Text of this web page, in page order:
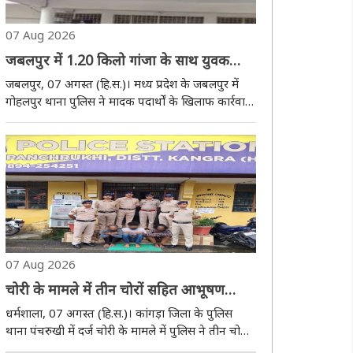
07 Aug 2026
जबलपुर में 1.20 किलो गांजा के साथ युवक
गिरफ्तार, सप्लायर की तलाश जारी
जबलपुर, 07 अगस्त (हि.स.)। मध्य प्रदेश के जबलपुर में
गोहलपुर थाना पुलिस ने मादक पदार्थों के खिलाफ कार्रवाई
करते हुए एक युवक को 1 किलो 20 ग्राम गांजा के साथ
गिरफ्तार किया है। जब्त किए गए गांजे की अनुमानित
कीमत करीब 20 हजार रुपये बताई गई है। पुलिस ..
07 Aug 2026
चोरी के मामले में तीन चोरों सहित आभूषण
खरीदने वाला भी गिरफ्तार
धर्मशाला, 07 अगस्त (हि.स.)। कांगड़ा जिला के पुलिस
थाना पंचरुखी में दर्ज चोरी के मामले में पुलिस ने तीन चोरों
को गिरफ्तार कर सोना व चांदी भी बरामद किया है। वहीं